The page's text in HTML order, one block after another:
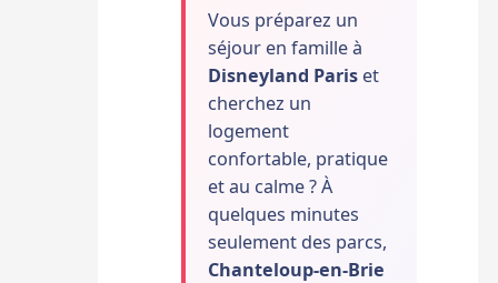
Vous préparez un
séjour en famille à
Disneyland Paris et
cherchez un
logement
confortable, pratique
et au calme ? À
quelques minutes
seulement des parcs,
Chanteloup-en-Brie